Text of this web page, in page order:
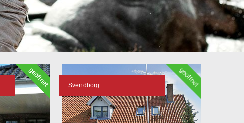
geöffnet Svendborg geöffnet